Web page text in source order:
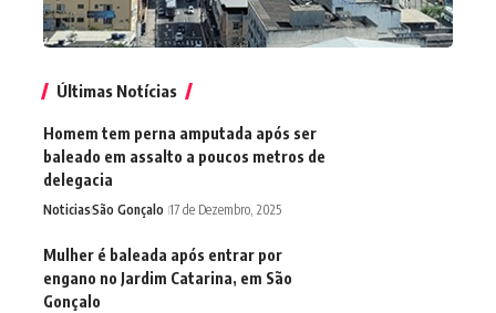
Últimas Notícias
Homem tem perna amputada após ser
baleado em assalto a poucos metros de
delegacia
NoticiasSão Gonçalo 17 de Dezembro, 2025
Mulher é baleada após entrar por
engano no Jardim Catarina, em São
Gonçalo